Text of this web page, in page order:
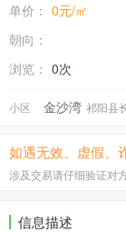
单价： 0元/㎡
朝向：
浏览： 0次
小区 金沙湾 祁阳县
如遇无效、虚假、
涉及交易请仔细验证对
信息描述